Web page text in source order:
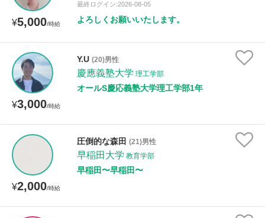
¥5,000/時給
最終ログイン:2026-08-05
よろしくお願いいたします。
¥3,000/時給
Y.U (20)男性
慶應義塾大学 理工学部
オールS慶応義塾大学理工学部1年
¥2,000/時給
圧倒的な森田 (21)男性
早稲田大学 教育学部
早稲田〜早稲田〜